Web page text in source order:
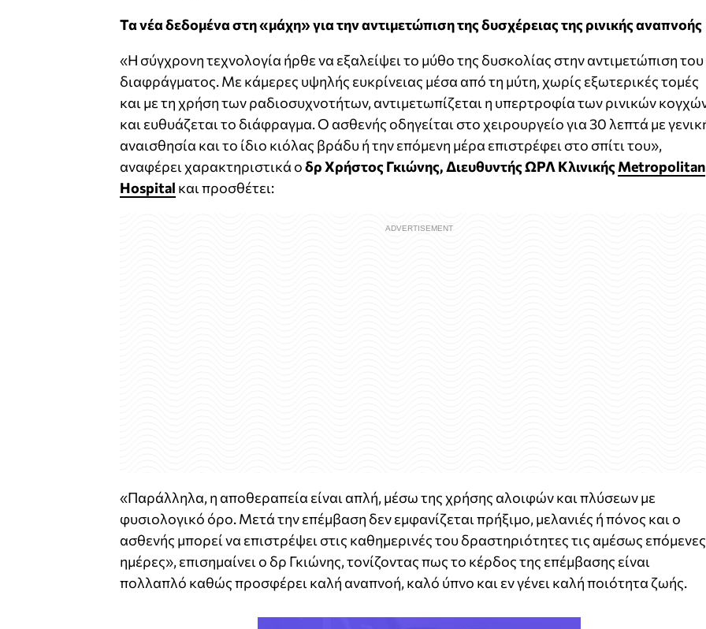
Τα νέα δεδομένα στη «μάχη» για την αντιμετώπιση της δυσχέρειας της ρινικής αναπνοής
«Η σύγχρονη τεχνολογία ήρθε να εξαλείψει το μύθο της δυσκολίας στην αντιμετώπιση του
διαφράγματος. Με κάμερες υψηλής ευκρίνειας μέσα από τη μύτη, χωρίς εξωτερικές τομές
και με τη χρήση των ραδιοσυχνοτήτων, αντιμετωπίζεται η υπερτροφία των ρινικών
και ευθυάζεται το διάφραγμα. Ο ασθενής οδηγείται στο χειρουργείο για 30 λεπτά με
αναισθησία και το ίδιο κιόλας βράδυ ή την επόμενη μέρα επιστρέφει στο σπίτι του»,
αναφέρει χαρακτηριστικά οδρ Χρήστος Γκιώνης, Διευθυντής ΩΡΛ Κλινικής Metropolitan
Hospital και προσθέτει:
«Παράλληλα, η αποθεραπεία είναι απλή, μέσω της χρήσης αλοιφών και πλύσεων με
φυσιολογικό όρο. Μετά την επέμβαση δεν εμφανίζεται πρήξιμο, μελανιές ή πόνος και ο
ασθενής μπορεί να επιστρέψει στις καθημερινές του δραστηριότητες τις αμέσως επόμενες
ημέρες», επισημαίνει ο δρ Γκιώνης, τονίζοντας πως το κέρδος της επέμβασης είναι
πολλαπλό καθώς προσφέρει καλή αναπνοή, καλό ύπνο και εν γένει καλή ποιότητα ζωής.